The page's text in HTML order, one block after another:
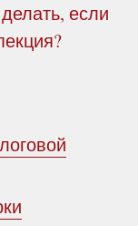
если